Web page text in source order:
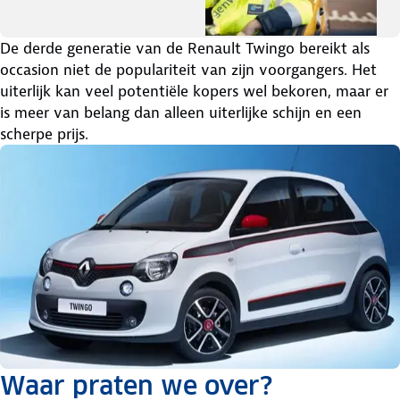
De derde generatie van de Renault Twingo bereikt als
occasion niet de populariteit van zijn voorgangers. Het
uiterlijk kan veel potentiële kopers wel bekoren, maar er
is meer van belang dan alleen uiterlijke schijn en een
scherpe prijs.
Waar praten we over?